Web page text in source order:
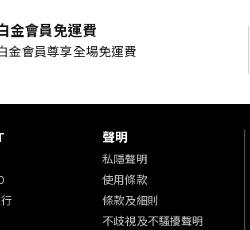
金會員免運費
金會員尊享全場免運費
聲明
私隱聲明
使用條款
條款及細則
不歧視及不騷擾聲明